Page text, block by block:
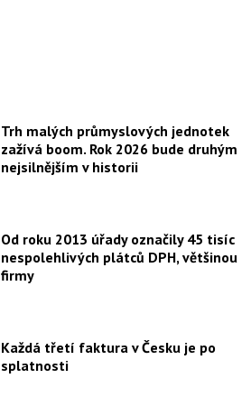
Trh malých průmyslových jednotek
zažívá boom. Rok 2026 bude druhým
nejsilnějším v historii
Od roku 2013 úřady označily 45 tisíc
nespolehlivých plátců DPH, většinou
firmy
Každá třetí faktura v Česku je po
splatnosti